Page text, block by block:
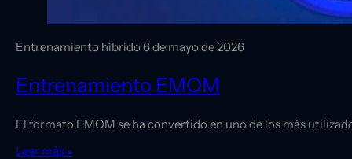
Entrenamiento híbrido 6 de mayo de 2026
Entrenamiento EMOM
El formato EMOM se ha convertido en uno de los más
Leer más »